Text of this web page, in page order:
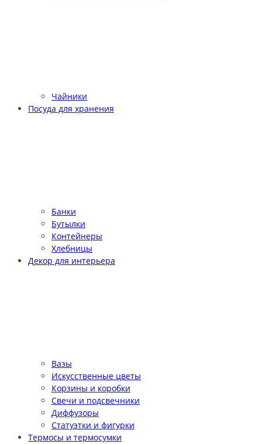
Чайники
Посуда для хранения
Банки
Бутылки
Контейнеры
Хлебницы
Декор для интерьера
Вазы
Искусственные цветы
Корзины и коробки
Свечи и подсвечники
Диффузоры
Статуэтки и фигурки
Термосы и термосумки